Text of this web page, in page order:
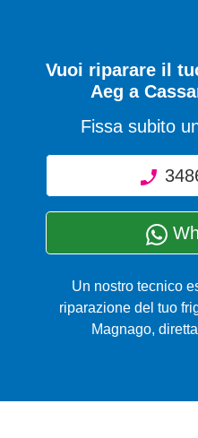
Vuoi riparare il
Aeg a
Fissa subito
Un nostro tecnico
riparazione del tuo
Magnago,